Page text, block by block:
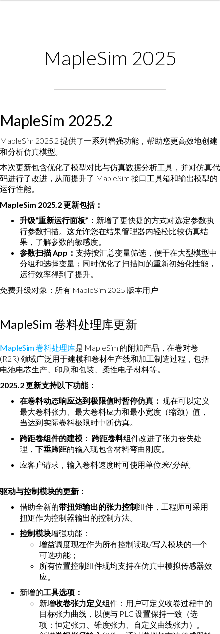
MapleSim 2025
MapleSim 2025.2
MapleSim 2025.2 提供了一系列增强功能，帮助您更高效地创建
和分析仿真模型。
本次更新包含优化了模型对比与仿真数据分析工具，并对仿真代
码进行了改进，从而提升了 MapleSim 接口工具箱和输出模型的
运行性能。
MapleSim 2025.2 更新包括：
升级“重新运行面板”： 新增了更快捷的方式对选定参数执
行参数扫描。这允许您在结果管理器内轻松比较仿真结
果，了解参数的敏感度。
参数扫描 App： 支持按汇总变量筛选，便于在大型模型中
分组和选择变量；同时优化了扫描间的重新初始化性能，
运行效率得到了提升。
免费升级对象：所有 MapleSim 2025 版本用户
MapleSim 卷料处理库更新
MapleSim 卷料处理库是 MapleSim 的附加产品，在卷对卷
(R2R) 领域广泛用于建模和卷材生产线和加工制造过程，包括
电池电芯生产、印刷和包装、柔性电子材料等。
2025.2 更新支持以下功能：
在卷料动态响应达到极限值时暂停仿真： 现在可以定义
最大卷料张力、最大卷料应力和最小宽度（缩颈）值，
当达到实际卷料极限时中断仿真。
跨距卷组件的建模： 跨距卷料组件改进了张力丧失处
理， 下垂跨距的输入现包含材料弯曲刚度。
应客户请求，输入卷料速度时可使用单位米/分钟。
驱动与控制模块的更新：
借助全新的带扭矩输出的张力控制组件，工程师可采用
扭矩作为控制器输出的控制方法。
控制模块增强功能：
增益调度现在作为所有控制读取/写入模块的一个
可选功能；
所有位置控制组件现均支持在仿真中模拟传感器效
应。
新增的工具选项：
新增收卷张力定义组件：用户可定义收卷过程中的
目标张力曲线，以便与 PLC 设置保持一致（选
项：恒定张力、锥度张力、自定义曲线张力）。